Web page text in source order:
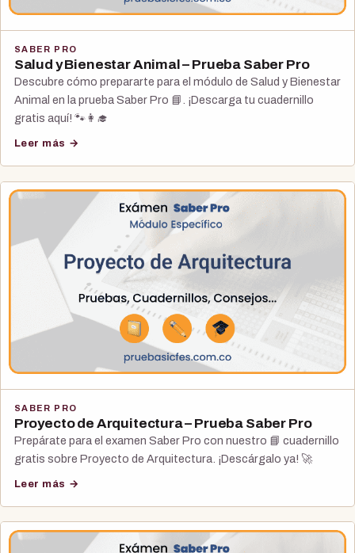
SABER PRO
Salud y Bienestar Animal – Prueba Saber Pro
Descubre cómo prepararte para el módulo de Salud y Bienestar
Animal en la prueba Saber Pro 📘. ¡Descarga tu cuadernillo
gratis aquí! 🐾👩‍🎓
Leer más →
SABER PRO
Proyecto de Arquitectura – Prueba Saber Pro
Prepárate para el examen Saber Pro con nuestro 📘 cuadernillo
gratis sobre Proyecto de Arquitectura. ¡Descárgalo ya! 🚀
Leer más →